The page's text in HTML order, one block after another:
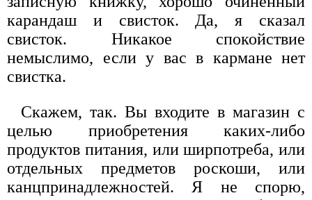
карандаш и свисток. Да, я сказал
свисток. Никакое спокойствие
немыслимо, если у вас в кармане нет
свистка.
Скажем, так. Вы входите в магазин с
целью приобретения каких-либо
продуктов питания, или ширпотреба, или
отдельных предметов роскоши, или
канцпринадлежностей. Я не спорю,